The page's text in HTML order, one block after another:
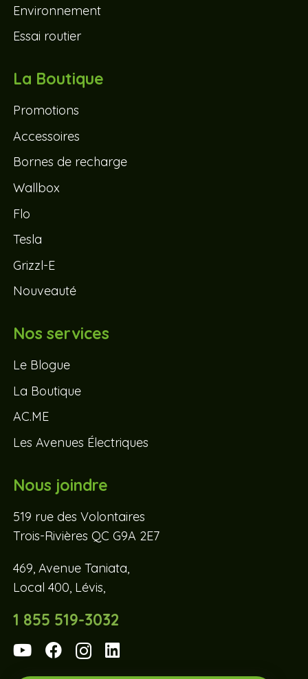
Environnement
Essai routier
La Boutique
Promotions
Accessoires
Bornes de recharge
Wallbox
Flo
Tesla
Grizzl-E
Nouveauté
Nos services
Le Blogue
La Boutique
AC.ME
Les Avenues Électriques
Nous joindre
519 rue des Volontaires
Trois-Rivières QC G9A 2E7
469, Avenue Taniata,
Local 400, Lévis,
1 855 519-3032